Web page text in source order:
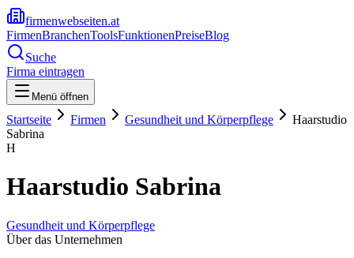
firmenwebseiten.at
FirmenBranchenToolsFunktionenPreiseBlog
Suche
Firma eintragen
Menü öffnen
Startseite Firmen Gesundheit und Körperpflege
Haarstudio
Sabrina
H
Haarstudio Sabrina
Gesundheit und Körperpflege
Über das Unternehmen